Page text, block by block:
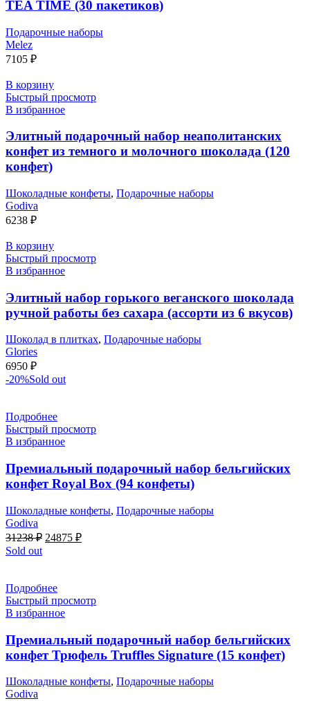
TEA TİME (30 пакетиков)
Подарочные наборы
Melez
7105 ₽
В корзину
Быстрый просмотр
В избранное
Элитный подарочный набор неаполитанских
конфет из темного и молочного шоколада (120
конфет)
Шоколадные конфеты, Подарочные наборы
Godiva
6238 ₽
В корзину
Быстрый просмотр
В избранное
Элитный набор горького веганского шоколада
ручной работы без сахара (ассорти из 6 вкусов)
Шоколад в плитках, Подарочные наборы
Glories
6950 ₽
-20%Sold out
Подробнее
Быстрый просмотр
В избранное
Премиальный подарочный набор бельгийских
конфет Royal Box (94 конфеты)
Шоколадные конфеты, Подарочные наборы
Godiva
31238₽ Первоначальная
24875 ₽Текущая
Sold out
Подробнее
Быстрый просмотр
В избранное
Премиальный подарочный набор бельгийских
конфет Трюфель Truffles Signature (15 конфет)
Шоколадные конфеты, Подарочные наборы
Godiva